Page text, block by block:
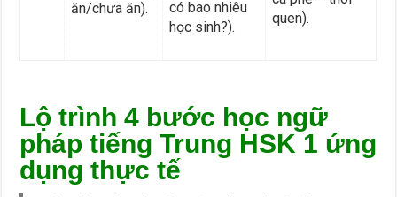
ăn/chưa ăn).
có bao nhiêu
học sinh?).
quen).
Lộ trình 4 bước học ngữ
pháp tiếng Trung HSK 1 ứng
dụng thực tế